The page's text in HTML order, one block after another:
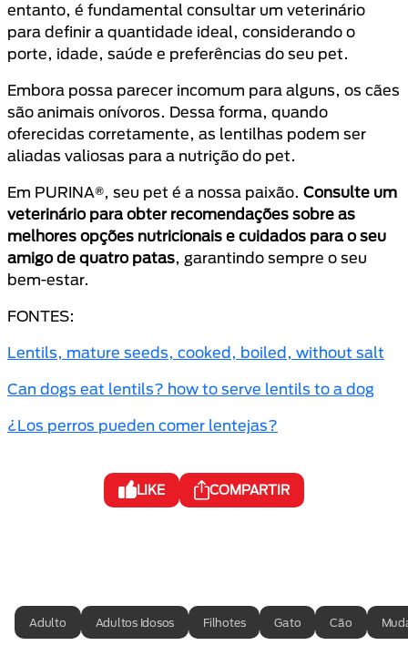
entanto, é fundamental consultar um veterinário
para definir a quantidade ideal, considerando o
porte, idade, saúde e preferências do seu pet.
Embora possa parecer incomum para alguns, os cães
são animais onívoros. Dessa forma, quando
oferecidas corretamente, as lentilhas podem ser
aliadas valiosas para a nutrição do pet.
Em PURINA®, seu pet é a nossa paixão. Consulte um
veterinário para obter recomendações sobre as
melhores opções nutricionais e cuidados para o seu
amigo de quatro patas, garantindo sempre o seu
bem-estar.
FONTES:
Lentils, mature seeds, cooked, boiled, without salt
Can dogs eat lentils? how to serve lentils to a dog
¿Los perros pueden comer lentejas?
LIKE COMPARTIR
Adulto Adultos Idosos Filhotes Gato Cão